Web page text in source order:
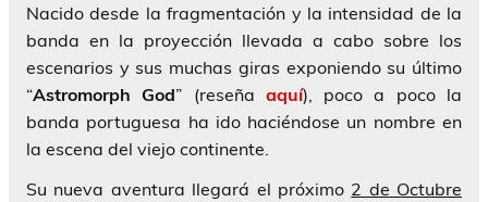
Nacido desde la fragmentación y la intensidad de la
banda en la proyección llevada a cabo sobre los
escenarios y sus muchas giras exponiendo su último
“Astromorph God” (reseña aquí), poco a poco la
banda portuguesa ha ido haciéndose un nombre en
la escena del viejo continente.
Su nueva aventura llegará el próximo 2 de Octubre